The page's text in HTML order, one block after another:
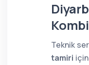
Teknik
tamiri